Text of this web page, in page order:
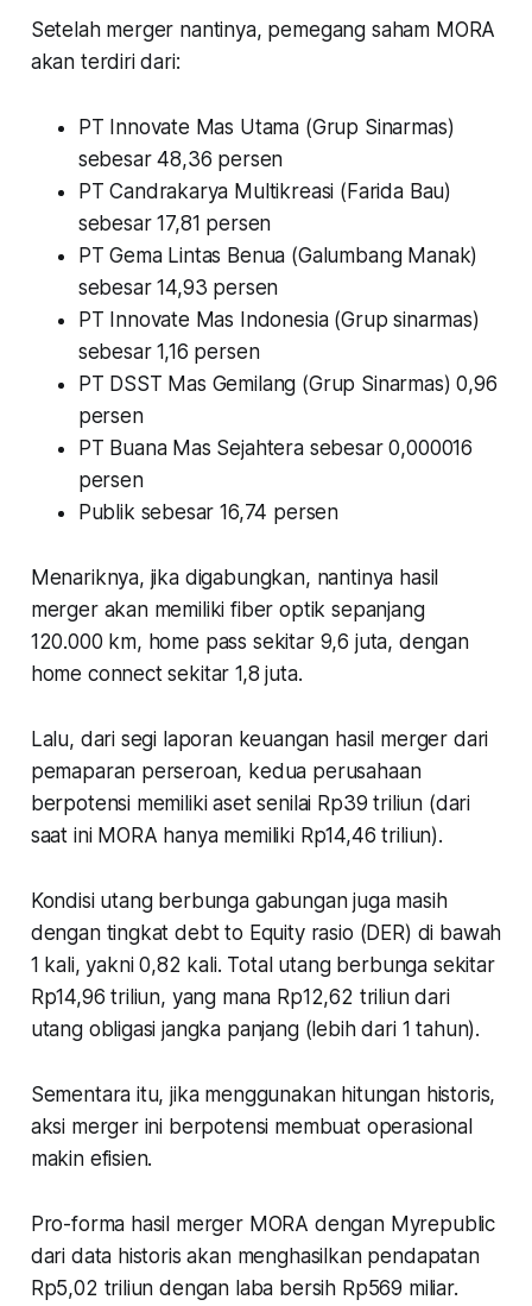
Setelah merger nantinya, pemegang saham MORA
akan terdiri dari:
PT Innovate Mas Utama (Grup Sinarmas)
sebesar 48,36 persen
PT Candrakarya Multikreasi (Farida Bau)
sebesar 17,81 persen
PT Gema Lintas Benua (Galumbang Manak)
sebesar 14,93 persen
PT Innovate Mas Indonesia (Grup sinarmas)
sebesar 1,16 persen
PT DSST Mas Gemilang (Grup Sinarmas) 0,96
persen
PT Buana Mas Sejahtera sebesar 0,000016
persen
Publik sebesar 16,74 persen
Menariknya, jika digabungkan, nantinya hasil
merger akan memiliki fiber optik sepanjang
120.000 km, home pass sekitar 9,6 juta, dengan
home connect sekitar 1,8 juta.
Lalu, dari segi laporan keuangan hasil merger dari
pemaparan perseroan, kedua perusahaan
berpotensi memiliki aset senilai Rp39 triliun (dari
saat ini MORA hanya memiliki Rp14,46 triliun).
Kondisi utang berbunga gabungan juga masih
dengan tingkat debt to Equity rasio (DER) di bawah
1 kali, yakni 0,82 kali. Total utang berbunga sekitar
Rp14,96 triliun, yang mana Rp12,62 triliun dari
utang obligasi jangka panjang (lebih dari 1 tahun).
Sementara itu, jika menggunakan hitungan historis,
aksi merger ini berpotensi membuat operasional
makin efisien.
Pro-forma hasil merger MORA dengan Myrepublic
dari data historis akan menghasilkan pendapatan
Rp5,02 triliun dengan laba bersih Rp569 miliar.